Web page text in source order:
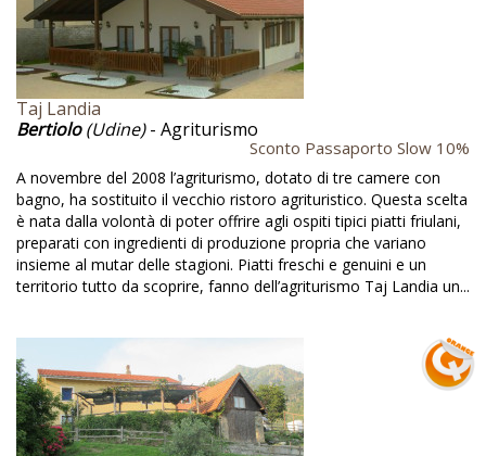
Armonia
Arrampicata in parete
Arrampicate
Arte
Arte da recupero
Arte e cultura del territorio
Ascoli Piceno
Asini
Atmosfera di un tempo
Attenzione per gli ospiti
Attenzione per l'ambiente
Taj Landia
Bertiolo(Udine)- Agriturismo
Sconto Passaporto Slow 10%
A novembre del 2008 l’agriturismo, dotato di tre camere con
bagno, ha sostituito il vecchio ristoro agrituristico. Questa scelta
è nata dalla volontà di poter offrire agli ospiti tipici piatti friulani,
preparati con ingredienti di produzione propria che variano
insieme al mutar delle stagioni. Piatti freschi e genuini e un
territorio tutto da scoprire, fanno dell’agriturismo Taj Landia un...